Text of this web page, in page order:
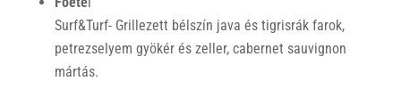
Surf&Turf- Grillezett bélszín java és tigrisrák farok,
petrezselyem gyökér és zeller, cabernet sauvignon
mártás.